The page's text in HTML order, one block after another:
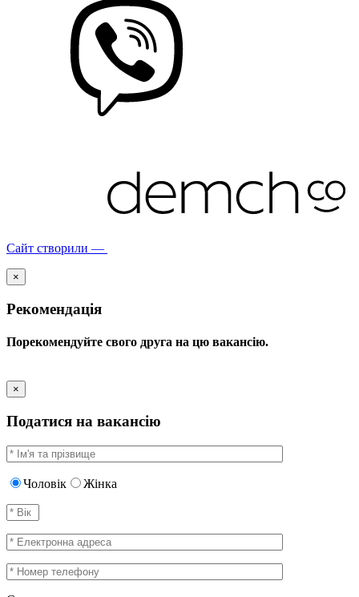
Сайт створили —
×
Рекомендація
Порекомендуйте свого друга на цю вакансію.
×
Податися на вакансію
Чоловік Жінка